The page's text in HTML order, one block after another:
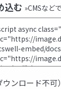
込む »CMSなど
ウンロード不可）